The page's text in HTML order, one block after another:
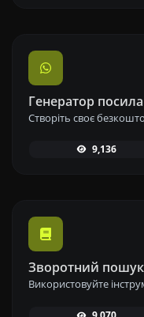
Генератор
9,136
Зворотний